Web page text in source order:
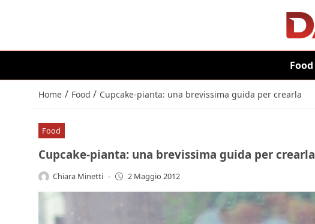
Food
Home / Food / Cupcake-pianta: una brevissima guida per crearla
Food
Cupcake-pianta: una brevissima guida per crearla
Chiara Minetti - 2 Maggio 2012